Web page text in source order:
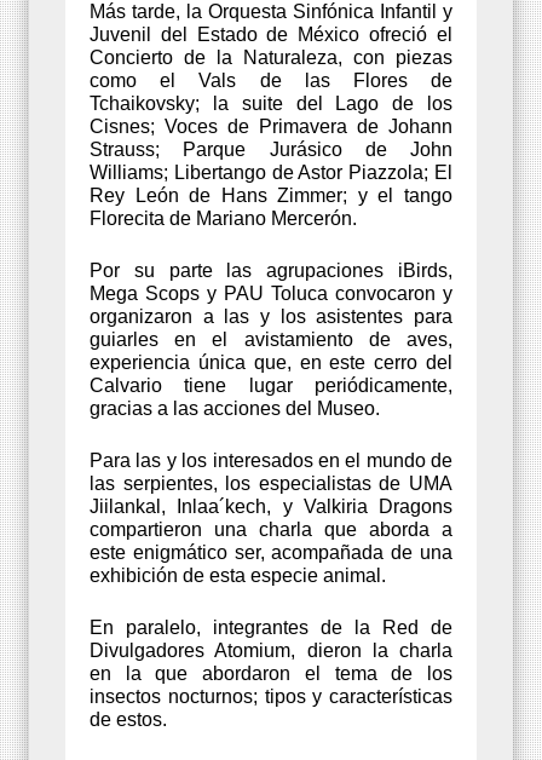
Más tarde, la Orquesta Sinfónica Infantil y
Juvenil del Estado de México ofreció el
Concierto de la Naturaleza, con piezas
como el Vals de las Flores de
Tchaikovsky; la suite del Lago de los
Cisnes; Voces de Primavera de Johann
Strauss; Parque Jurásico de John
Williams; Libertango de Astor Piazzola; El
Rey León de Hans Zimmer; y el tango
Florecita de Mariano Mercerón.
Por su parte las agrupaciones iBirds,
Mega Scops y PAU Toluca convocaron y
organizaron a las y los asistentes para
guiarles en el avistamiento de aves,
experiencia única que, en este cerro del
Calvario tiene lugar periódicamente,
gracias a las acciones del Museo.
Para las y los interesados en el mundo de
las serpientes, los especialistas de UMA
Jiilankal, Inlaa´kech, y Valkiria Dragons
compartieron una charla que aborda a
este enigmático ser, acompañada de una
exhibición de esta especie animal.
En paralelo, integrantes de la Red de
Divulgadores Atomium, dieron la charla
en la que abordaron el tema de los
insectos nocturnos; tipos y características
de estos.